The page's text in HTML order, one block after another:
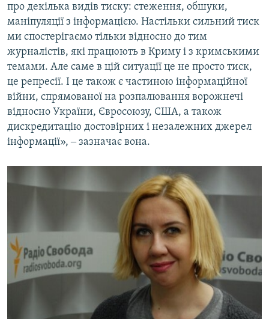
про декілька видів тиску: стеження, обшуки,
маніпуляції з інформацією. Настільки сильний тиск
ми спостерігаємо тільки відносно до тим
журналістів, які працюють в Криму і з кримськими
темами. Але саме в цій ситуації це не просто тиск,
це репресії. І це також є частиною інформаційної
війни, спрямованої на розпалювання ворожнечі
відносно України, Євросоюзу, США, а також
дискредитацію достовірних і незалежних джерел
інформації», ‒ зазначає вона.